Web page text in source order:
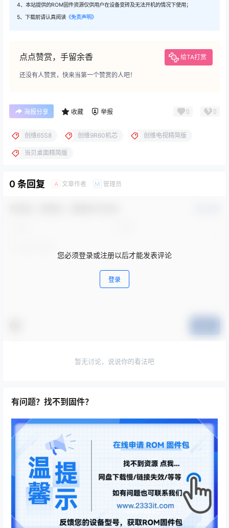
4、本站提供的ROM固件资源仅供用户在设备变砖及无法开机的情况下使用；
5、下载前请认真阅读 《免责声明》
点点赞赏，手留余香 给TA打赏
还没有人赞赏，快来当第一个赞赏的人吧！
海报分享 收藏 举报 0 0
创维65S8 创维9R60机芯 创维电视精简版
当贝桌面精简版
0 条回复 A 文章作者 M 管理员
您必须登录或注册以后才能发表评论
登录
暂无讨论，说说你的看法吧
有问题？找不到固件？